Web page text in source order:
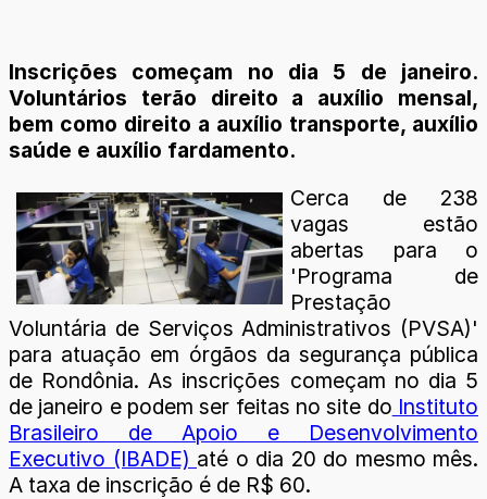
Inscrições começam no dia 5 de janeiro.
Voluntários terão direito a auxílio mensal,
bem como direito a auxílio transporte, auxílio
saúde e auxílio fardamento.
Cerca de 238
vagas estão
abertas para o
'Programa de
Prestação
Voluntária de Serviços Administrativos (PVSA)'
para atuação em órgãos da segurança pública
de Rondônia. As inscrições começam no dia 5
de janeiro e podem ser feitas no site do Instituto
Brasileiro de Apoio e Desenvolvimento
Executivo (IBADE) até o dia 20 do mesmo mês.
A taxa de inscrição é de R$ 60.